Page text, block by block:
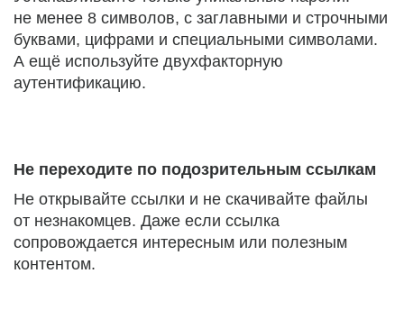
не менее 8 символов, с заглавными и строчными
буквами, цифрами и специальными символами.
А ещё используйте двухфакторную
аутентификацию.
Не переходите по подозрительным ссылкам
Не открывайте ссылки и не скачивайте файлы
от незнакомцев. Даже если ссылка
сопровождается интересным или полезным
контентом.